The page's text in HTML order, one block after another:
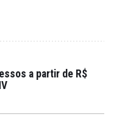
a partir de R$